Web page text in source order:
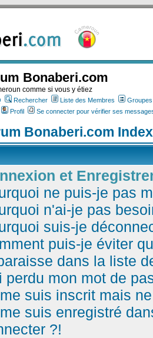
Bonaberi.com
comme si vous y étiez
Rechercher Liste des Membres
Profil
Se connecter pour vérifier ses
Bonaberi.com
et
ne puis-je pas
n'ai-je pas
suis-je
puis-je éviter
dans la liste
perdu mon mot de
suis inscrit mais
suis enregistré
?!